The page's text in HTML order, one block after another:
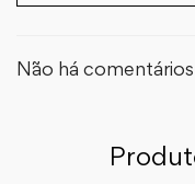
Não há comentários